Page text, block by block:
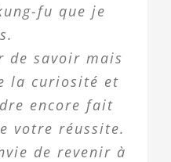
fu que je
de savoir mais
la curiosité et
encore fait
votre réussite.
de revenir à